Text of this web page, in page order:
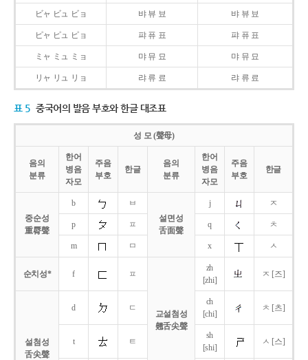
ビャ ビュ ビョ 뱌 뷰 뵤 뱌 뷰 뵤
ピャ ピュ ピョ 퍄 퓨 표 퍄 퓨 표
ミャ ミュ ミョ 먀 뮤 묘 먀 뮤 묘
リャ リュ リョ 랴 류 료 랴 류 료
표 5 중국어의 발음 부호와 한글 대조표
성 모 (聲母)
음의
분류
한어
병음
자모
주음
부호
한글
음의
분류
한어
병음
자모
주음
부호
한글
중순성
重脣聲
b
ㅂ
설면성
舌面聲
j ㅈ
p ㅍ q ㅊ
m ㅁ x ㅅ
순치성* f ㅍ
교설첨성
翹舌尖聲
zh
[zhi]
ㅈ [즈]
설첨성
舌尖聲
d ㄷ
ch
[chi]
ㅊ [츠]
t ㅌ
sh
[shi]
ㅅ [스]